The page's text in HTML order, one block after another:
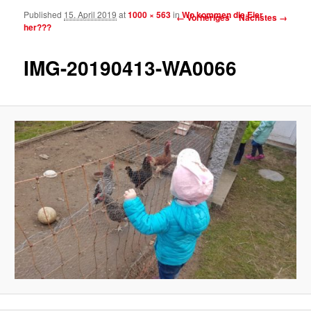
Bilder-Navigation
← Vorheriges Nächstes →
IMG-20190413-WA0066
Published 15. April 2019 at1000 × 563inWo kommen die Eier
her???